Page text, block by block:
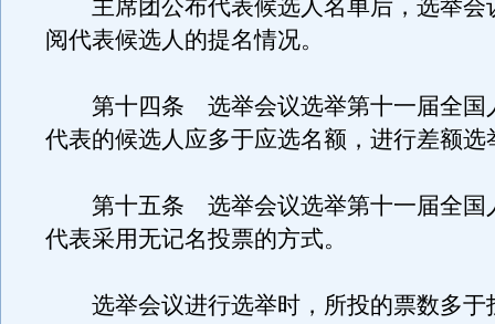
主席团公布代表候选人名单后，选举会
阅代表候选人的提名情况。
第十四条 选举会议选举第十一届全国
代表的候选人应多于应选名额，进行差额选
第十五条 选举会议选举第十一届全国
代表采用无记名投票的方式。
选举会议进行选举时，所投的票数多于